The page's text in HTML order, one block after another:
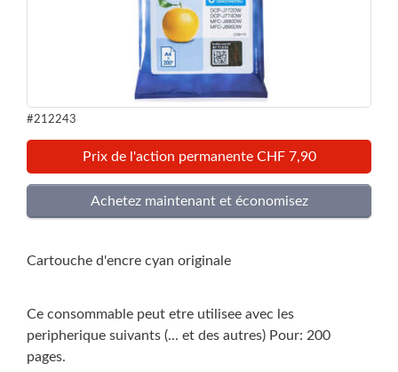
#212243
Prix de l'action permanente CHF 7,90
Cartouche d'encre cyan originale
Ce consommable peut etre utilisee avec les
peripherique suivants (... et des autres) Pour: 200
pages.